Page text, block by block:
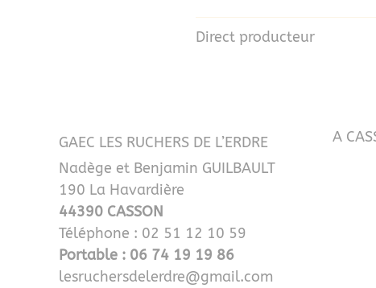
Direct producteur
A
GAEC LES RUCHERS DE L’ERDRE
Nadège et Benjamin GUILBAULT
190 La Havardière
44390 CASSON
Téléphone : 02 51 12 10 59
Portable : 06 74 19 19 86
lesruchersdelerdre@gmail.com